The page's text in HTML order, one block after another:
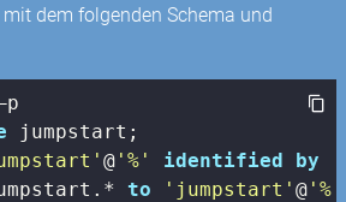
dem folgenden Schema und
@ '%' identified by
to 'jumpstart'@ '%'